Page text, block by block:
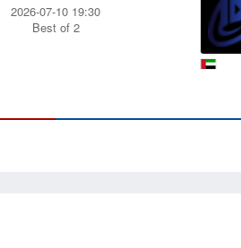
2026-07-10 19:30
Best of 2